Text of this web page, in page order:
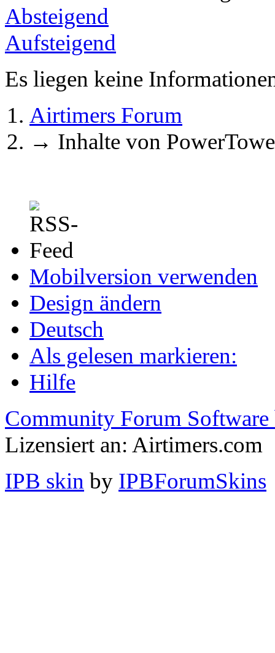
Absteigend
Aufsteigend
Es liegen keine
Airtimers Forum
→ Inhalte von
Mobilversion verwenden
Design ändern
Deutsch
Als gelesen markieren:
Hilfe
Community Forum Software
Lizensiert an: Airtimers.com
IPB skin by IPBForumSkins